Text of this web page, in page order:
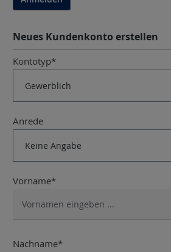
Neues Kundenkonto erstellen
Persönliche Informationen
Kontotyp*
Anrede
Vorname*
Nachname*